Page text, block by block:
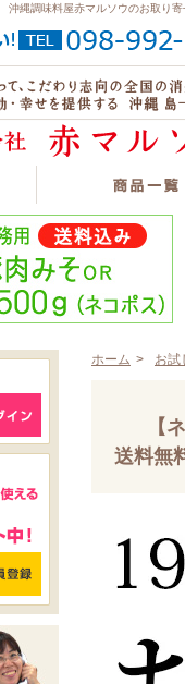
沖縄調味料屋赤マルソウのお取り
ホーム > お試
【
送料無